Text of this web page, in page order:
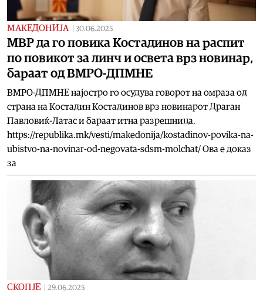
МАКЕДОНИЈА 30.06.2025
МВР да го повика Костадинов на распит
по повикот за линч и освета врз новинар,
бараат од ВМРО-ДПМНЕ
ВМРО-ДПМНЕ најостро го осудува говорот на омраза од
страна на Костадин Костадинов врз новинарот Драган
Павловиќ-Латас и бараат итна разрешница.
https://republika.mk/vesti/makedonija/kostadinov-povika-na-
ubistvo-na-novinar-od-negovata-sdsm-molchat/ Ова е доказ
за
СКОПЈЕ 29.06.2025